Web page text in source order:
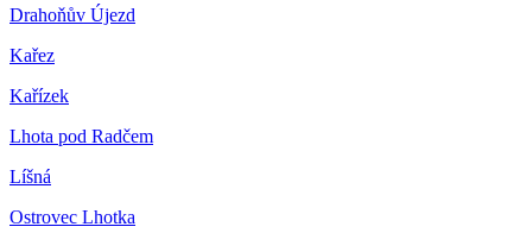
Drahoňův Újezd
Kařez
Kařízek
Lhota pod Radčem
Líšná
Ostrovec Lhotka